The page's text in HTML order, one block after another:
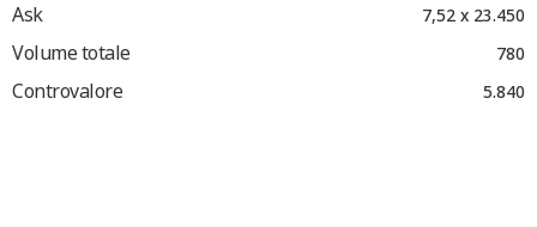
Ask 7,52 x 23.450
Volume totale 780
Controvalore 5.840